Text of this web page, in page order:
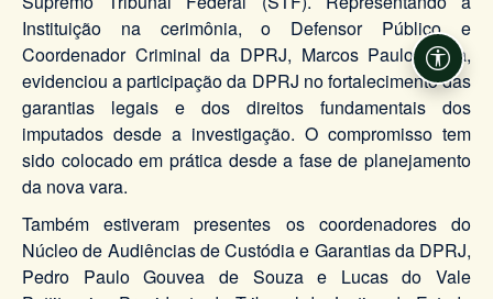
Instituição na cerimônia, o Defensor Público e
Coordenador Criminal da DPRJ, Marcos Paulo Dutra,
evidenciou a participação da DPRJ no fortalecimento das
garantias legais e dos direitos fundamentais dos
imputados desde a investigação. O compromisso tem
sido colocado em prática desde a fase de planejamento
da nova vara.
Também estiveram presentes os coordenadores do
Núcleo de Audiências de Custódia e Garantias da DPRJ,
Pedro Paulo Gouvea de Souza e Lucas do Vale